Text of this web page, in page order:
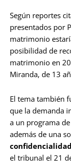
Según reportes
presentados por
matrimonio
posibilidad de
matrimonio en
Miranda, de 13
El tema también
que la demanda
a un programa
además de una
confidencialidad
el tribunal el 21